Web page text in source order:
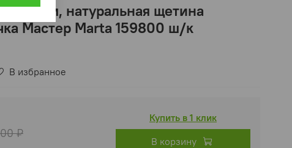
25 мм, натуральная щетина
Мастер Marta 159800 ш/к
В избранное
₽
Купить в 1 клик
В корзину